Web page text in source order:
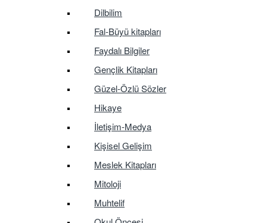
Dilbilim
Fal-Büyü kitapları
Faydalı Bilgiler
Gençlik Kitapları
Güzel-Özlü Sözler
Hikaye
İletişim-Medya
Kişisel Gelişim
Meslek Kitapları
Mitoloji
Muhtelif